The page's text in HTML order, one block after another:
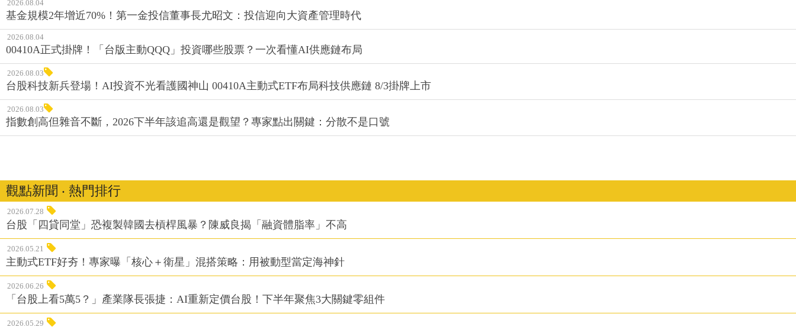
2026.08.04
基金規模2年增近70%！第一金投信董事長尤昭文：投信迎向大資產管理時代
2026.08.04
00410A正式掛牌！「台版主動QQQ」投資哪些股票？一次看懂AI供應鏈布局
2026.08.03
台股科技新兵登場！AI投資不光看護國神山 00410A主動式ETF布局科技供應鏈 8/3掛牌上市
2026.08.03
指數創高但雜音不斷，2026下半年該追高還是觀望？專家點出關鍵：分散不是口號
觀點新聞 ‧ 熱門排行
2026.07.28
台股「四貸同堂」恐複製韓國去槓桿風暴？陳威良揭「融資體脂率」不高
2026.05.21
主動式ETF好夯！專家曝「核心＋衛星」混搭策略：用被動型當定海神針
2026.06.26
「台股上看5萬5？」產業隊長張捷：AI重新定價台股！下半年聚焦3大關鍵零組件
2026.05.29